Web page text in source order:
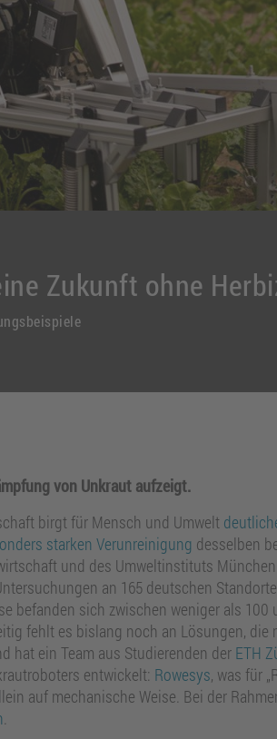
Zukunft ohne
von Unkraut aufzeigt.
birgt für Mensch und Umwelt
starken Verunreinigung desselben
und des Umweltinstituts
an 165 deutschen
befanden sich zwischen weniger als 100
fehlt es bislang noch an Lösungen,
hat ein Team aus Studierenden der ETH
entwickelt: Rowesys, was für
auf mechanische Weise. Bei der
.